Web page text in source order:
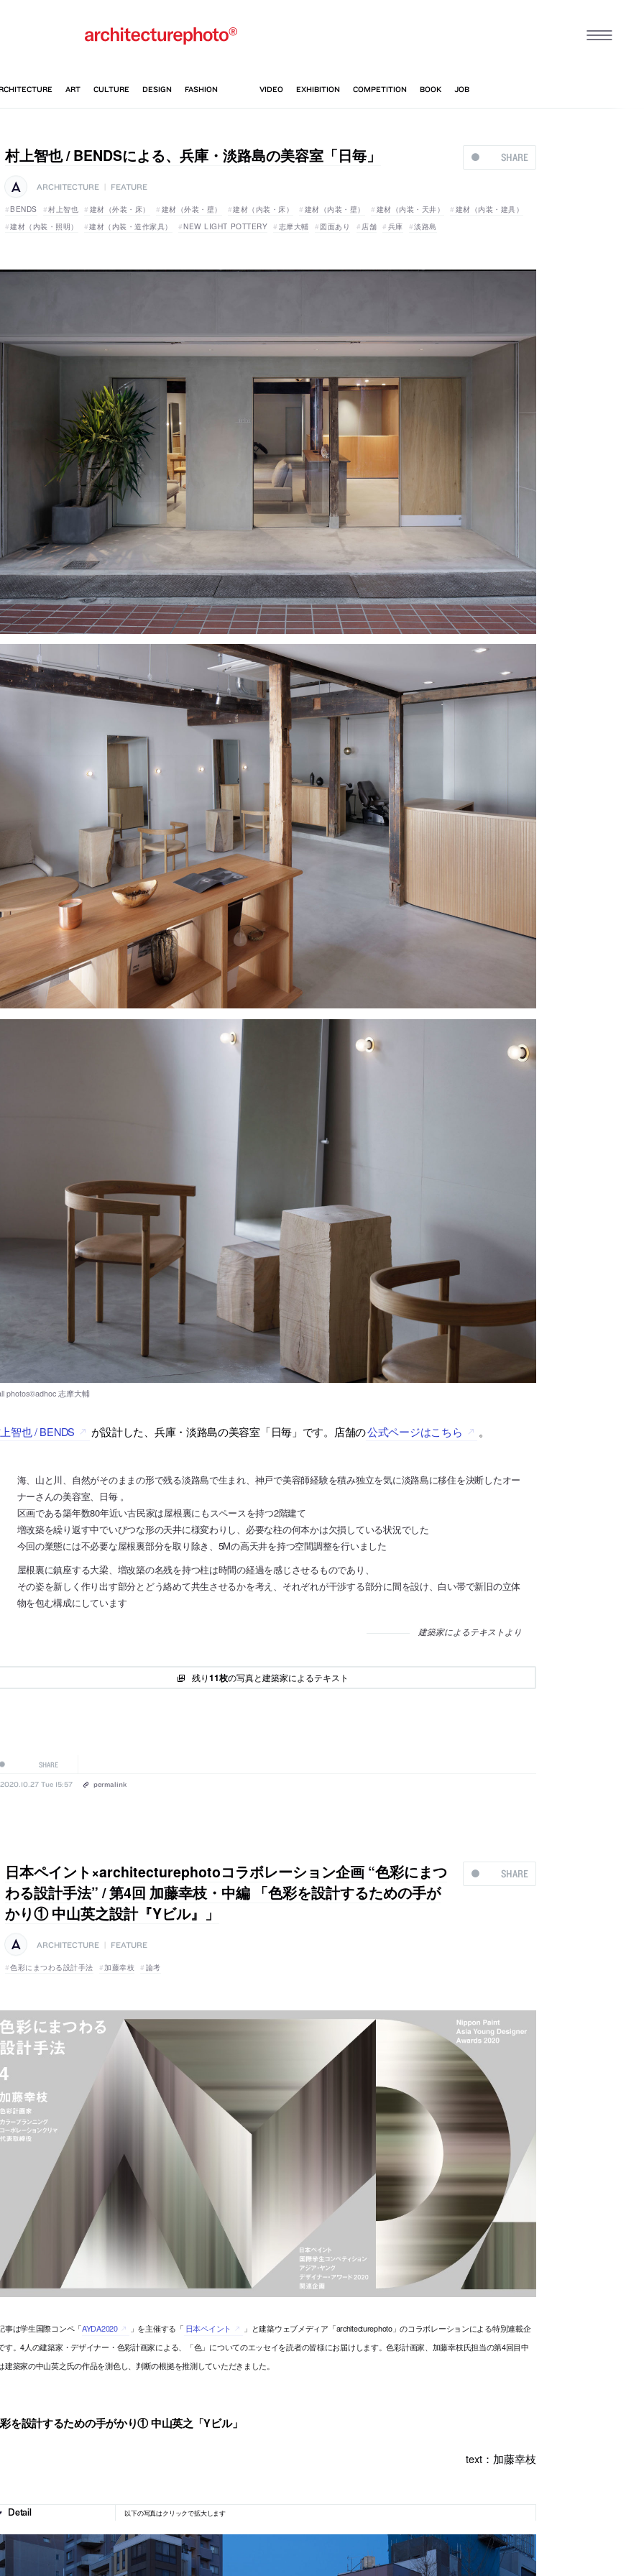
SHARE
村上智也 / BENDSによる、兵庫・淡路島の美容室「日毎」
ARCHITECTURE | FEATURE
BENDS 村上智也 建材（外装・床） 建材（外装・壁） 建材（内装・床） 建材（内装・壁） 建材（内装・天井）
建材（内装・建具）
建材（内装・照明）
建材（内装・造作家具） NEW LIGHT POTTERY 志摩大輔 図面あり 店舗 兵庫 淡路島
智也 / BENDS が設計した、兵庫・淡路島の美容室「日毎」です。店舗の公式ページはこちら 。
海、山と川、自然がそのままの形で残る淡路島で生まれ、神戸で美容師経験を積み独立を気に淡路島に移住を決断したオー
ナーさんの美容室、日毎 。
区画である築年数80年近い古民家は屋根裏にもスペースを持つ2階建て
増改築を繰り返す中でいびつな形の天井に様変わりし、必要な柱の何本かは欠損している状況でした
今回の業態には不必要な屋根裏部分を取り除き、5Mの高天井を持つ空間調整を行いました
屋根裏に鎮座する大梁、増改築の名残を持つ柱は時間の経過を感じさせるものであり、
その姿を新しく作り出す部分とどう絡めて共生させるかを考え、それぞれが干渉する部分に間を設け、白い帯で新旧の立体
物を包む構成にしています
建築家によるテキストより
残り11枚の写真と建築家によるテキスト
SHARE
2020.10.27 Tue 15:57 permalink
SHARE
日本ペイント×architecturephotoコラボレーション企画 “色彩にまつ
わる設計手法” / 第4回 加藤幸枝・中編 「色彩を設計するための手が
かり① 中山英之設計『Yビル』」
ARCHITECTURE | FEATURE
色彩にまつわる設計手法 加藤幸枝 論考
事は学生国際コンペ「AYDA2020 」を主催する「 日本ペイント
」と建築ウェブメディア「architecturephoto」のコラボレーションによる特別連載企
す。4人の建築家・デザイナー・色彩計画家による、「色」についてのエッセイを読者の皆様にお届けします。色彩計画家、加藤幸枝氏担当の第4回目中
建築家の中山英之氏の作品を測色し、判断の根拠を推測していただきました。
を設計するための手がかり① 中山英之「Yビル」
text：加藤幸枝
以下の写真はクリックで拡大します